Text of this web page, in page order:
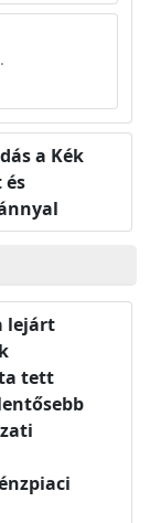
a Kék
és
lejárt
tett